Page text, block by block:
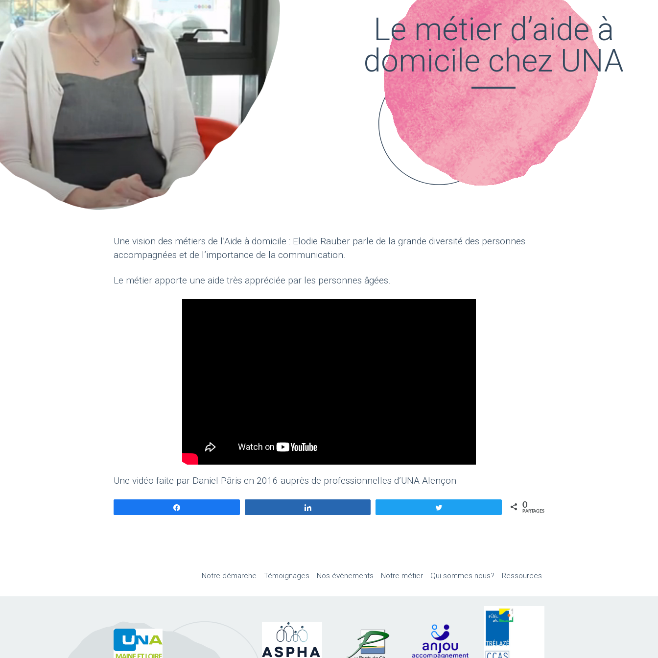
Le métier d’aide à
domicile chez UNA
Une vision des métiers de l’Aide à domicile : Elodie Rauber parle de la grande diversité des personnes
accompagnées et de l’importance de la communication.
Le métier apporte une aide très appréciée par les personnes âgées.
Une vidéo faite par Daniel Pâris en 2016 auprès de professionnelles d’UNA Alençon
0
PARTAGES
Notre démarche Témoignages Nos évènements Notre métier Qui sommes-nous? Ressources